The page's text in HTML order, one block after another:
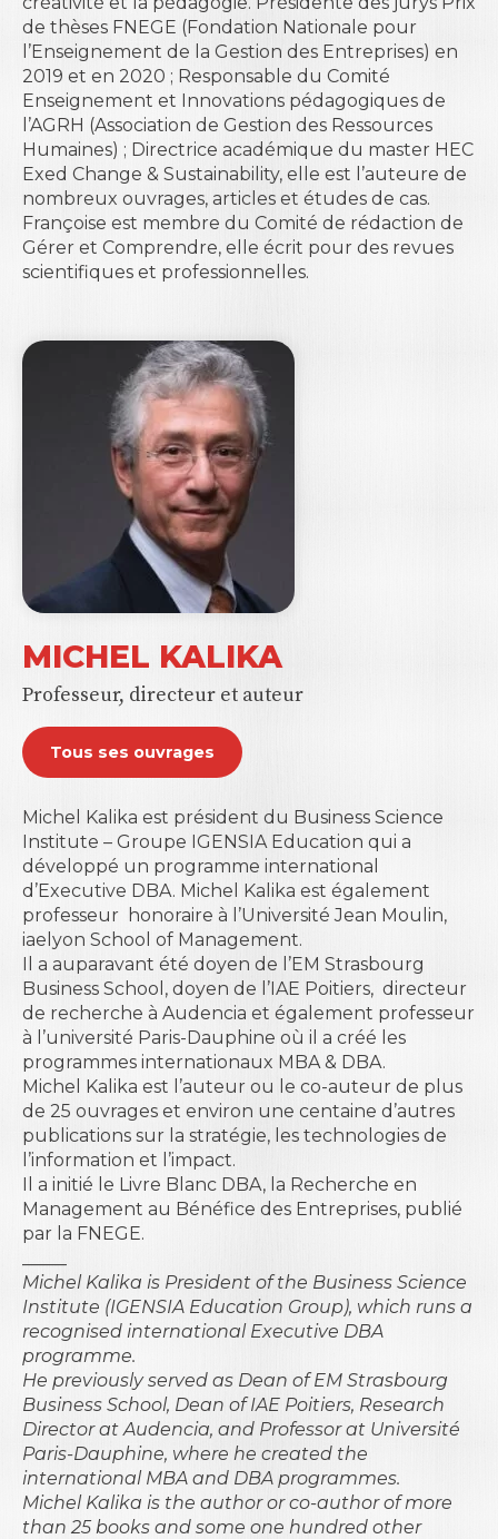
de thèses FNEGE (Fondation Nationale pour
l’Enseignement de la Gestion des Entreprises) en
2019 et en 2020 ; Responsable du Comité
Enseignement et Innovations pédagogiques de
l’AGRH (Association de Gestion des Ressources
Humaines) ; Directrice académique du master HEC
Exed Change & Sustainability, elle est l’auteure de
nombreux ouvrages, articles et études de cas.
Françoise est membre du Comité de rédaction de
Gérer et Comprendre, elle écrit pour des revues
scientifiques et professionnelles.
MICHEL KALIKA
Professeur, directeur et auteur
Tous ses ouvrages
Michel Kalika est président du Business Science
Institute – Groupe IGENSIA Education qui a
développé un programme international
d’Executive DBA. Michel Kalika est également
professeur honoraire à l’Université Jean Moulin,
iaelyon School of Management.
Il a auparavant été doyen de l’EM Strasbourg
Business School, doyen de l’IAE Poitiers, directeur
de recherche à Audencia et également professeur
à l’université Paris-Dauphine où il a créé les
programmes internationaux MBA & DBA.
Michel Kalika est l’auteur ou le co-auteur de plus
de 25 ouvrages et environ une centaine d’autres
publications sur la stratégie, les technologies de
l’information et l’impact.
Il a initié le Livre Blanc DBA, la Recherche en
Management au Bénéfice des Entreprises, publié
par la FNEGE.
Michel Kalika is President of the Business Science
Institute (IGENSIA Education Group), which runs a
recognised international Executive DBA
programme.
He previously served as Dean of EM Strasbourg
Business School, Dean of IAE Poitiers, Research
Director at Audencia, and Professor at Université
Paris-Dauphine, where he created the
international MBA and DBA programmes.
Michel Kalika is the author or co-author of more
than 25 books and some one hundred other